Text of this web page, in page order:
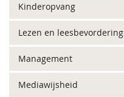
Kinderopvang
Lezen en leesbevordering
Management
Mediawijsheid